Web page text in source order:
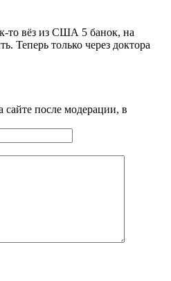
то вёз из США 5 банок, на
Теперь только через доктора
после модерации, в